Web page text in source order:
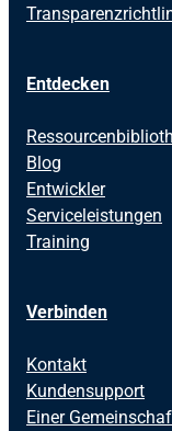
Entdecken
Blog
Entwickler
Serviceleistungen
Training
Verbinden
Kontakt
Kundensupport
Einer